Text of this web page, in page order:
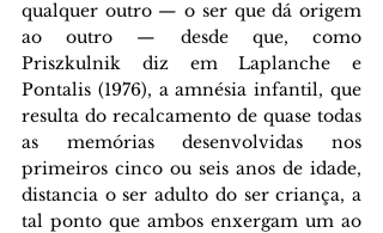
qualquer outro — o ser que dá origem
ao outro — desde que, como
Priszkulnik diz em Laplanche e
Pontalis (1976), a amnésia infantil, que
resulta do recalcamento de quase todas
as memórias desenvolvidas nos
primeiros cinco ou seis anos de idade,
distancia o ser adulto do ser criança, a
tal ponto que ambos enxergam um ao